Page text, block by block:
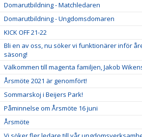
Domarutbildning - Matchledaren
Domarutbildning - Ungdomsdomaren
KICK OFF 21-22
Bli en av oss, nu söker vi funktionärer inför
säsong!
Välkommen till magenta familjen, Jakob
Årsmöte 2021 är genomfört!
Sommarskoj i Beijers Park!
Påminnelse om Årsmöte 16 juni
Årsmöte